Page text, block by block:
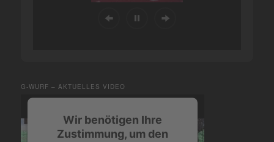
G-WURF – AKTUELLES VIDEO
Wir benötigen Ihre
Zustimmung, um den